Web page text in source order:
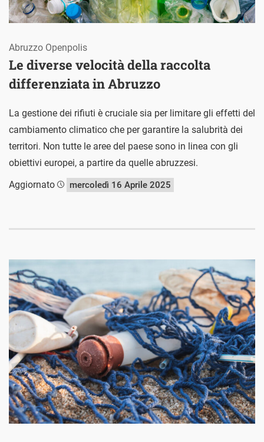
Le diverse velocità della raccolta
differenziata in Abruzzo
Abruzzo Openpolis
La gestione dei rifiuti è cruciale sia per limitare gli effetti del
cambiamento climatico che per garantire la salubrità dei
territori. Non tutte le aree del paese sono in linea con gli
obiettivi europei, a partire da quelle abruzzesi.
Aggiornato
mercoledì 16 Aprile 2025